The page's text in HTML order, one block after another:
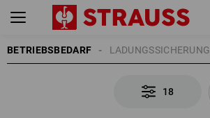
BETRIEBSBEDARF LADUNGSSICHERUNG
18